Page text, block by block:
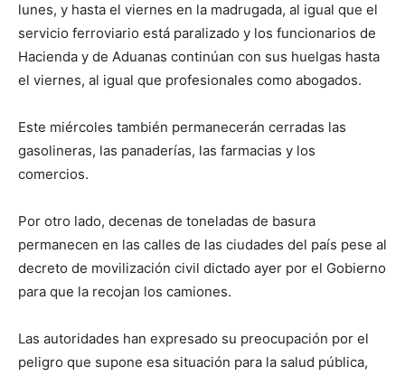
lunes, y hasta el viernes en la madrugada, al igual que el
servicio ferroviario está paralizado y los funcionarios de
Hacienda y de Aduanas continúan con sus huelgas hasta
el viernes, al igual que profesionales como abogados.
Este miércoles también permanecerán cerradas las
gasolineras, las panaderías, las farmacias y los
comercios.
Por otro lado, decenas de toneladas de basura
permanecen en las calles de las ciudades del país pese al
decreto de movilización civil dictado ayer por el Gobierno
para que la recojan los camiones.
Las autoridades han expresado su preocupación por el
peligro que supone esa situación para la salud pública,